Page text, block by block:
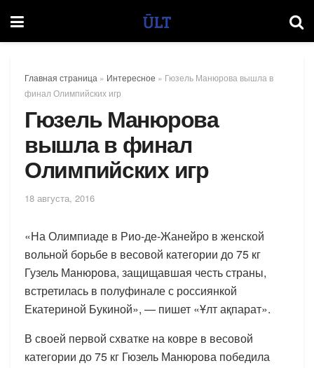
Главная страница » Интересное » Гюзель Манюрова вышла в
финал Олимпийских игр
Гюзель Манюрова
вышла в финал
Олимпийских игр
18 августа, 2016
«На Олимпиаде в Рио-де-Жанейро в женской
вольной борьбе в весовой категории до 75 кг
Гузель Манюрова, защищавшая честь страны,
встретилась в полуфинале с россиянкой
Екатериной Букиной», — пишет «Ұлт ақпарат».
В своей первой схватке на ковре в весовой
категории до 75 кг Гюзель Манюрова победила